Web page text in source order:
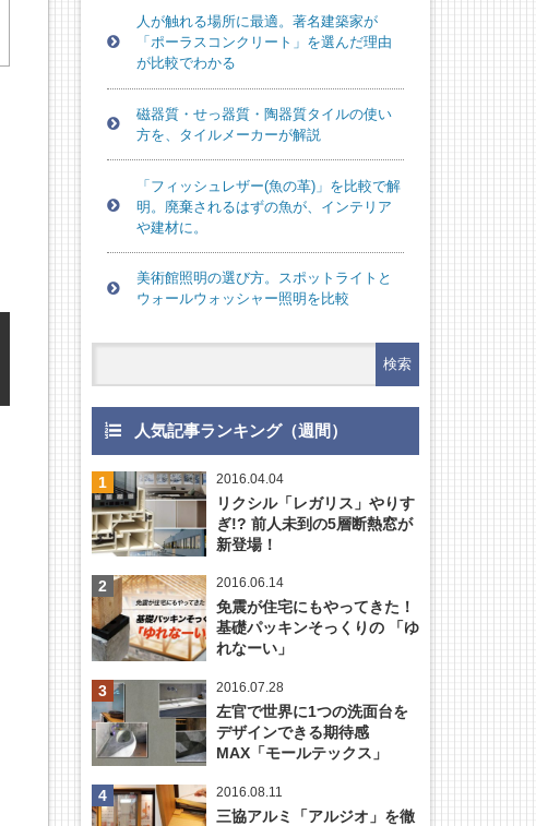
人が触れる場所に最適。著名建築家が
「ポーラスコンクリート」を選んだ理由
が比較でわかる
磁器質・せっ器質・陶器質タイルの使い
方を、タイルメーカーが解説
「フィッシュレザー(魚の革)」を比較で解
明。廃棄されるはずの魚が、インテリア
や建材に。
美術館照明の選び方。スポットライトと
ウォールウォッシャー照明を比較
人気記事ランキング（週間）
2016.04.04
リクシル「レガリス」やりす
ぎ!? 前人未到の5層断熱窓が
新登場！
2016.06.14
免震が住宅にもやってきた！
基礎パッキンそっくりの 「ゆ
れなーい」
2016.07.28
左官で世界に1つの洗面台を
デザインできる期待感
MAX「モールテックス」
2016.08.11
三協アルミ「アルジオ」を徹